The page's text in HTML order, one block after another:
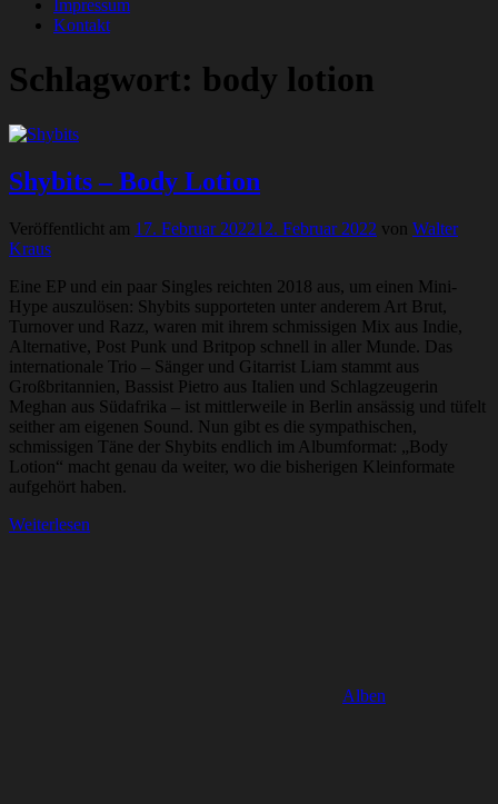
Impressum
Kontakt
Schlagwort: body lotion
Shybits – Body Lotion
Veröffentlicht am 17. Februar 202212. Februar 2022 von Walter
Kraus
Eine EP und ein paar Singles reichten 2018 aus, um einen Mini-
Hype auszulösen: Shybits supporteten unter anderem Art Brut,
Turnover und Razz, waren mit ihrem schmissigen Mix aus Indie,
Alternative, Post Punk und Britpop schnell in aller Munde. Das
internationale Trio – Sänger und Gitarrist Liam stammt aus
Großbritannien, Bassist Pietro aus Italien und Schlagzeugerin
Meghan aus Südafrika – ist mittlerweile in Berlin ansässig und tüfelt
seither am eigenen Sound. Nun gibt es die sympathischen,
schmissigen Täne der Shybits endlich im Albumformat: „Body
Lotion“ macht genau da weiter, wo die bisherigen Kleinformate
aufgehört haben.
Weiterlesen
Alben